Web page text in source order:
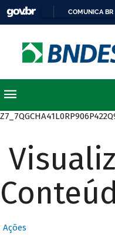
COMUNICA BR
Ações